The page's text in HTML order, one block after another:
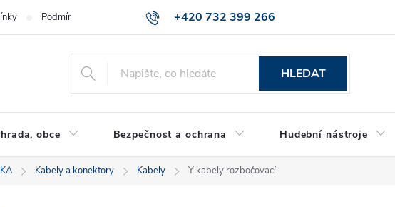
+420 732 399 266
Podmínky ochrany osobních údajů Reklamace zboží
HLEDAT
obce Bezpečnost a ochrana Hudební nástroje
Kabely a konektory Kabely Y kabely rozbočovací